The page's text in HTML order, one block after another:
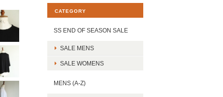
CATEGORY
SS END OF SEASON SALE
SALE MENS
SALE WOMENS
MENS (A-Z)